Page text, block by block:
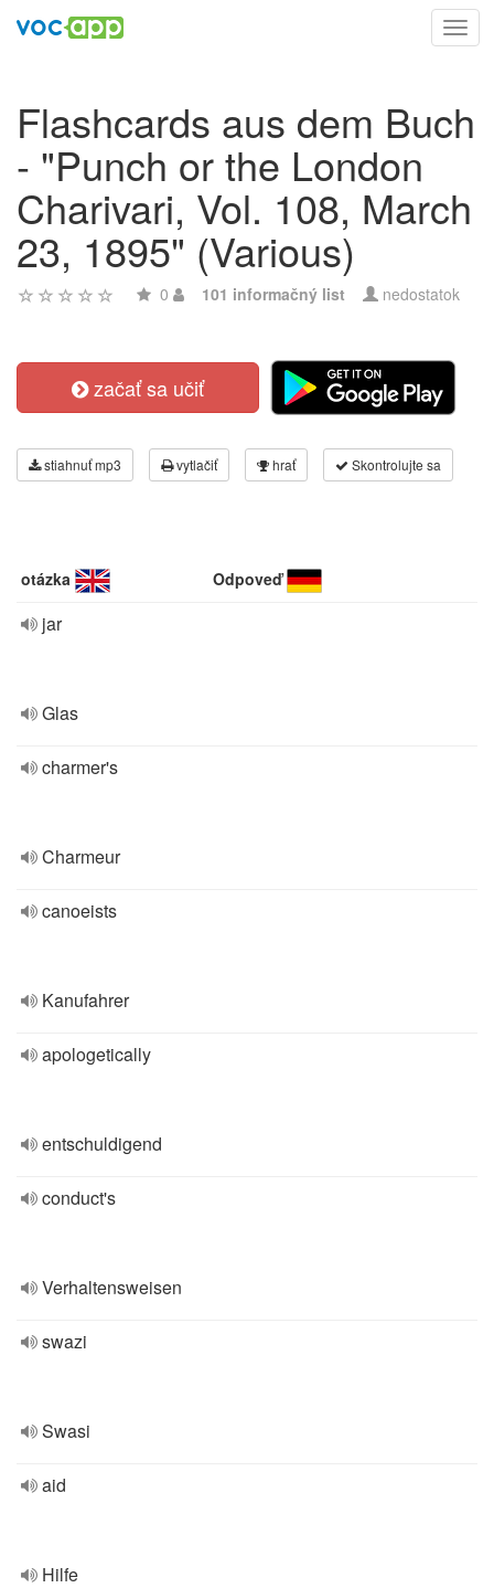
Flashcards aus dem Buch
- "Punch or the London
Charivari, Vol. 108, March
23, 1895" (Various)
0 101 informačný list nedostatok
začať sa učiť
stiahnuť mp3 vytlačiť hrať Skontrolujte sa
otázka Odpoveď
jar
Glas
charmer's
Charmeur
canoeists
Kanufahrer
apologetically
entschuldigend
conduct's
Verhaltensweisen
swazi
Swasi
aid
Hilfe